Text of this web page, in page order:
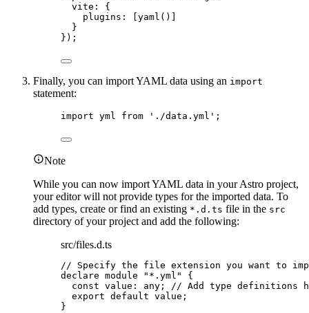
vite: {
plugins: [ yaml ()]
}
});
Finally, you can import YAML data using an import
statement:
import yml from ' ./data.yml ' ;
Note
While you can now import YAML data in your Astro project,
your editor will not provide types for the imported data. To
add types, create or find an existing *.d.ts file in the src
directory of your project and add the following:
src/files.d.ts
// Specify the file extension you want to
declare module " *.yml "
{
const value : any ; // Add type definitions
export default value;
}